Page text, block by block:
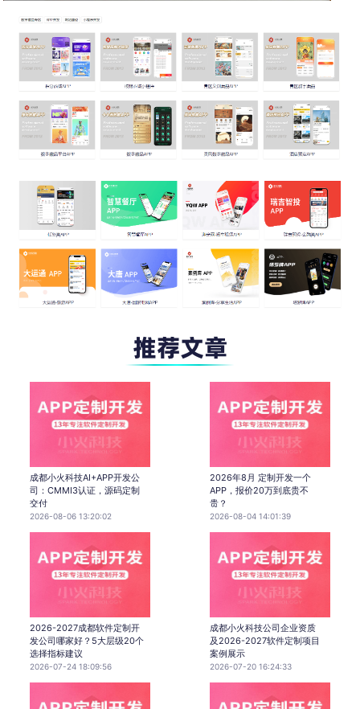
成都小火科技AI+APP开发公
司：CMMI3认证，源码定制
交付
2026-08-06 13:20:02
2026年8月 定制开发一个
APP，报价20万到底贵不
贵？
2026-08-04 14:01:39
2026-2027成都软件定制开
发公司哪家好？5大层级20个
选择指标建议
2026-07-24 18:09:56
成都小火科技公司企业资质
及2026-2027软件定制项目
案例展示
2026-07-20 16:24:33